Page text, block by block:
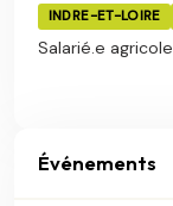
INDRE-ET-LOIRE
Salarié.e
Événements